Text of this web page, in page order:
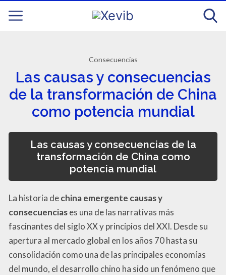
Consecuencias
Las causas y consecuencias
de la transformación de China
como potencia mundial
Las causas y consecuencias de la
transformación de China como
potencia mundial
La historia dechina emergente causas y
consecuenciases una de las narrativas más
fascinantes del siglo XX y principios del XXI. Desde su
apertura al mercado global en los años 70 hasta su
consolidación como una de las principales economías
del mundo, el desarrollo chino ha sido un fenómeno que